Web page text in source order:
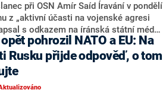
při OSN Amír Saíd Íravání v pondělí
z „aktivní účasti na vojenské agresi
s odkazem na íránská státní média
Iravání to v dopise generálnímu
zdůvodnil tím, že Ukrajina uvedla, že
vysílá své experty. Ukrajina íránské
jako lež.
Rusku přijde odpověď, o tom